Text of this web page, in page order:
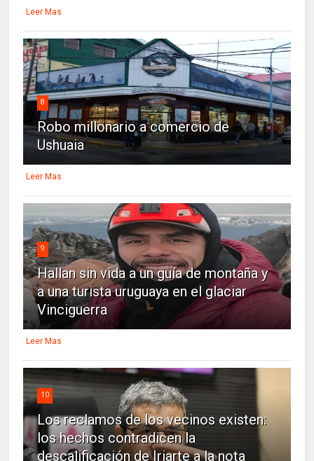
Leer Mas
8
Robo millonario a comercio de
Ushuaia
Leer Mas
9
Hallan sin vida a un guía de montaña y
a una turista uruguaya en el glaciar
Vinciguerra
Leer Mas
10
Los reclamos de los vecinos existen:
los hechos contradicen la
descalificación de Iriarte a la nota